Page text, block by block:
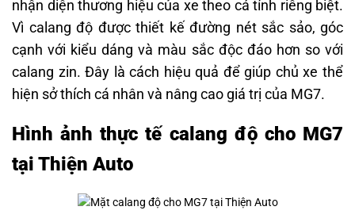
nhận diện thương hiệu của xe theo cá tính riêng biệt.
Vì calang độ được thiết kế đường nét sắc sảo, góc
cạnh với kiểu dáng và màu sắc độc đáo hơn so với
calang zin. Đây là cách hiệu quả để giúp chủ xe thể
hiện sở thích cá nhân và nâng cao giá trị của MG7.
Hình ảnh thực tế calang độ cho MG7
tại Thiện Auto